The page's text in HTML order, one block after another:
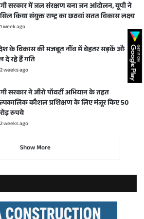
सरकार में जल संरक्षण बना जन आंदोलन, यूपी ने
किया संयुक्त राष्ट्र का छठवां सतत विकास लक्ष्य
1 week ago
के विकास की मजबूत नींव में बेहतर सड़कें और
दे रहे हैं गति
2 weeks ago
सरकार ने जीरो पॉवर्टी अभियान के तहत
कौशल प्रशिक्षण के लिए मंजूर किए 50
रुपये
2 weeks ago
Show More